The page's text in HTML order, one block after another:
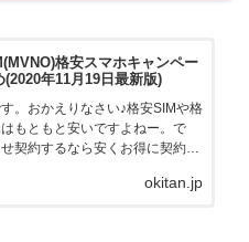
格安スマホキャンペー
(2020年11月19日最新版)
。おかえりなさい♪格安SIMや格
もともと安いですよねー。で
契約するなら安くお得に契約し
、そういう案件を常に狙ってます
okitan.jp